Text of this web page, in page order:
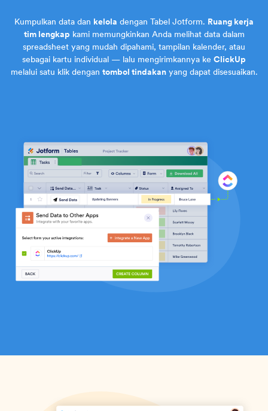
Kumpulkan data dan kelola dengan Tabel Jotform. Ruang kerja
tim lengkap kami memungkinkan Anda melihat data dalam
spreadsheet yang mudah dipahami, tampilan kalender, atau
sebagai kartu individual — lalu mengirimkannya ke ClickUp
melalui satu klik dengan tombol tindakanyang dapat disesuaikan.